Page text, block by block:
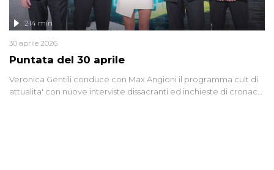
Puntata del 30 aprile
214 min
30 aprile 2026
Veronica Gentili conduce con Max Angioni il programma cult di
attualita' con nuove interviste dissacranti ed inchieste di cronaca